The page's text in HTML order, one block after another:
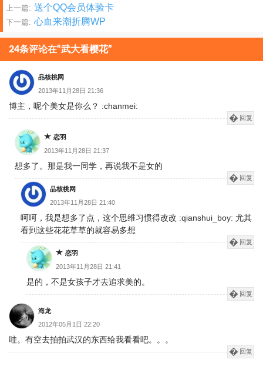
文
章
分
页
上一篇: 送个QQ会员体验卡
下一篇: 心血来潮折腾WP
24条评论在“武大看樱花”
品核桃网
2013年11月28日 21:36
博主，呢个美女是你么？ :chanmei:
回复
恋羽
2013年11月28日 21:37
想多了。那是我一同学，再说我不是女的
回复
品核桃网
2013年11月28日 21:40
呵呵，我是想多了点，这个思维习惯得改改 :qianshui_boy: 尤其
看到这些花花草草的就容易多想
回复
恋羽
2013年11月28日 21:41
是的，不是女孩子才去追求美的。
回复
海龙
2012年05月1日 22:20
哇。有空去拍拍武汉的东西给我看看吧。。。
回复